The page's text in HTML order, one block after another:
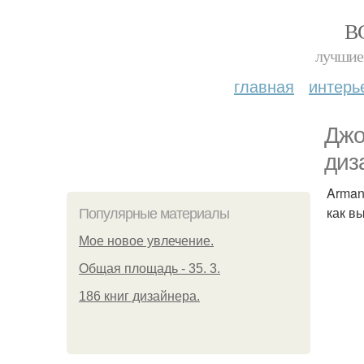
лучшие
главная
Популярные материалы
Мое новое увлечение.
Общая площадь - 35. 3.
186 книг дизайнера.
как